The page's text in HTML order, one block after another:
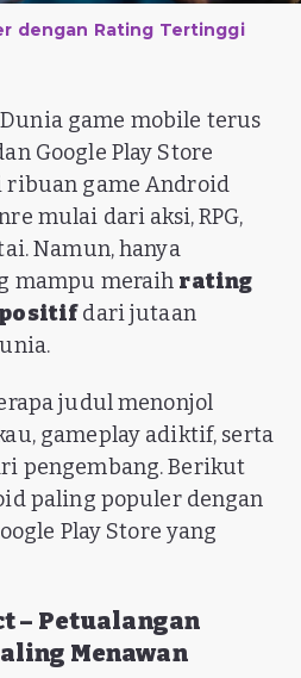
dengan Rating Tertinggi
Dunia game mobile terus
Google Play Store
game Android
mulai dari aksi, RPG,
Namun, hanya
mampu meraih rating
positifdari jutaan
judul menonjol
gameplay adiktif, serta
pengembang. Berikut
paling populer dengan
Play Store yang
– Petualangan
Menawan